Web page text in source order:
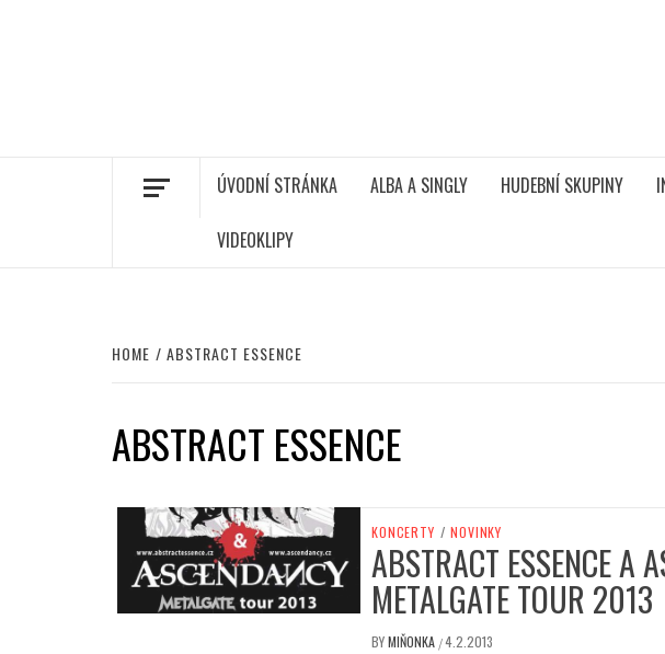
ÚVODNÍ STRÁNKA ALBA A SINGLY HUDEBNÍ SKUPINY
VIDEOKLIPY
HOME ABSTRACT ESSENCE
ABSTRACT ESSENCE
KONCERTY / NOVINKY
ABSTRACT ESSENCE A
METALGATE TOUR 2013
BYMIŇONKA /4.2.2013